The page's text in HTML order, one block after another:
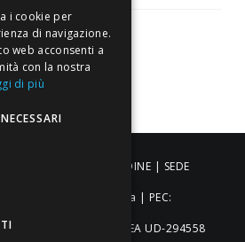
15 33100 - UDINE | SEDE
del Progresso 3 - Padova | PEC:
P.IVA 02873920306 REA UD-294558
i cookie per
di navigazione.
web acconsenti a
con la nostra
di più